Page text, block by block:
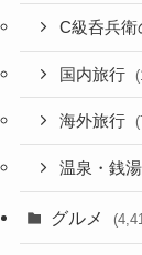
C級呑兵衛
国内旅行
海外旅行
温泉・銭湯
グルメ